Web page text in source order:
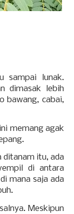
sampai lunak.
dimasak lebih
bawang, cabai,
memang agak
ditanam itu, ada
di antara
mana saja ada
Meskipun